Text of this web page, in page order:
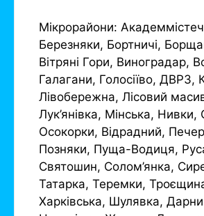
Мікрорайони:
Березняки, Бортничі,
Вітряні Гори, Виноградар,
Галагани, Голосіїво, ДВРЗ,
Лівобережна, Лісовий
Лук’янівка, Мінська, Нивки,
Осокорки, Відрадний,
Позняки, Пуща-Водиця,
Святошин, Солом’янка,
Татарка, Теремки,
Харківська, Шулявка,